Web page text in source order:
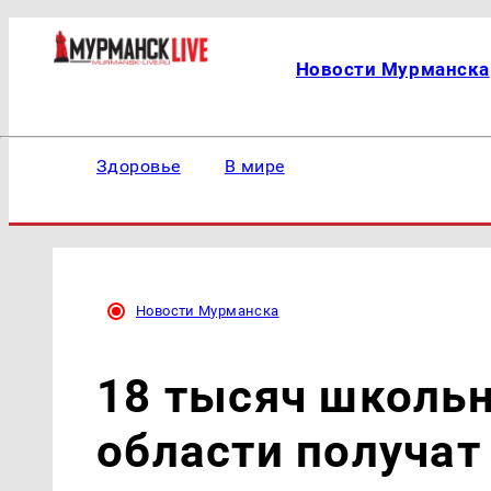
Новости Мурманска
Здоровье В мире
Новости Мурманска
18 тысяч
области